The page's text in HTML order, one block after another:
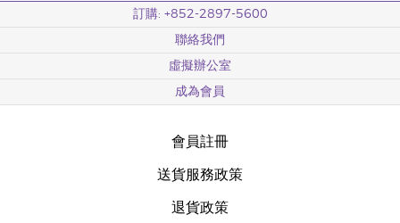
訂購: +852-2897-5600
聯絡我們
虛擬辦公室
成為會員
會員註冊
送貨服務政策
退貨政策